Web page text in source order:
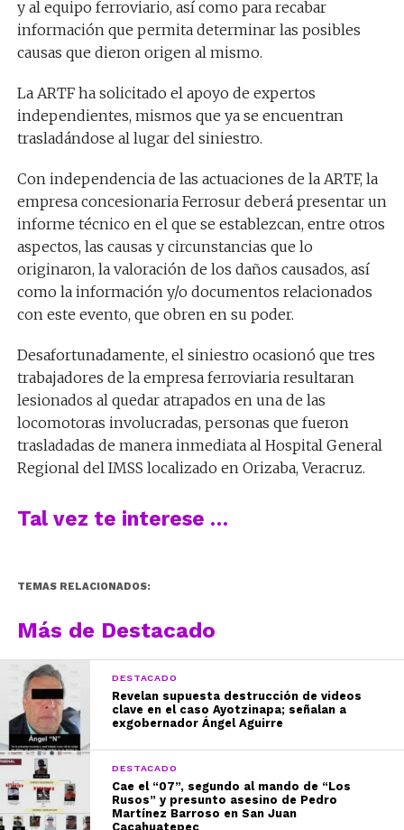
y al equipo ferroviario, así como para recabar
información que permita determinar las posibles
causas que dieron origen al mismo.
La ARTF ha solicitado el apoyo de expertos
independientes, mismos que ya se encuentran
trasladándose al lugar del siniestro.
Con independencia de las actuaciones de la ARTF, la
empresa concesionaria Ferrosur deberá presentar un
informe técnico en el que se establezcan, entre otros
aspectos, las causas y circunstancias que lo
originaron, la valoración de los daños causados, así
como la información y/o documentos relacionados
con este evento, que obren en su poder.
Desafortunadamente, el siniestro ocasionó que tres
trabajadores de la empresa ferroviaria resultaran
lesionados al quedar atrapados en una de las
locomotoras involucradas, personas que fueron
trasladadas de manera inmediata al Hospital General
Regional del IMSS localizado en Orizaba, Veracruz.
Tal vez te interese …
TEMAS RELACIONADOS:
Más de Destacado
DESTACADO
Revelan supuesta destrucción de videos
clave en el caso Ayotzinapa; señalan a
exgobernador Ángel Aguirre
DESTACADO
Cae el “07”, segundo al mando de “Los
Rusos” y presunto asesino de Pedro
Martínez Barroso en San Juan
Cacahuatepec